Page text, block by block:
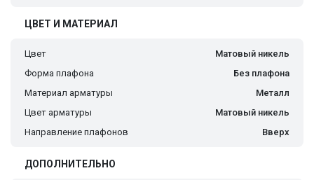
ЦВЕТ И МАТЕРИАЛ
Цвет
Матовый никель
Форма плафона
Без плафона
Материал арматуры
Металл
Цвет арматуры
Матовый никель
Направление плафонов
Вверх
ДОПОЛНИТЕЛЬНО